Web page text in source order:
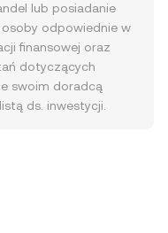
lub posiadanie
odpowiednie w
finansowej oraz
dotyczących
swoim doradcą
ds. inwestycji.